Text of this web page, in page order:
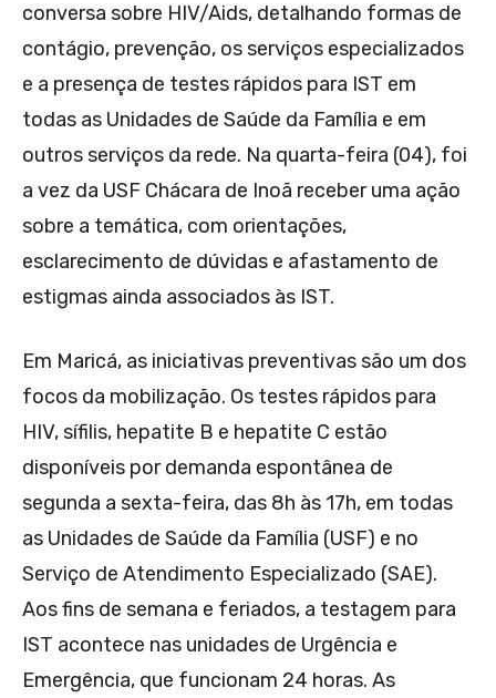
conversa sobre HIV/Aids, detalhando formas de
contágio, prevenção, os serviços especializados
e a presença de testes rápidos para IST em
todas as Unidades de Saúde da Família e em
outros serviços da rede. Na quarta-feira (04), foi
a vez da USF Chácara de Inoã receber uma ação
sobre a temática, com orientações,
esclarecimento de dúvidas e afastamento de
estigmas ainda associados às IST.
Em Maricá, as iniciativas preventivas são um dos
focos da mobilização. Os testes rápidos para
HIV, sífilis, hepatite B e hepatite C estão
disponíveis por demanda espontânea de
segunda a sexta-feira, das 8h às 17h, em todas
as Unidades de Saúde da Família (USF) e no
Serviço de Atendimento Especializado (SAE).
Aos fins de semana e feriados, a testagem para
IST acontece nas unidades de Urgência e
Emergência, que funcionam 24 horas. As